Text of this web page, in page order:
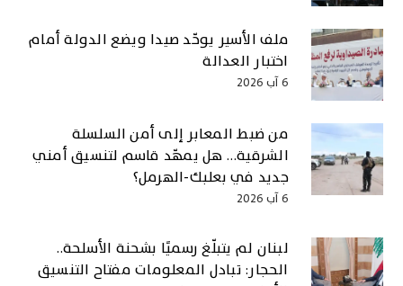
ملف الأسير يوحّد صيدا ويضع الدولة أمام
اختبار العدالة
6 آب 2026
من ضبط المعابر إلى أمن السلسلة
الشرقية… هل يمهّد قاسم لتنسيق أمني
جديد في بعلبك-الهرمل؟
6 آب 2026
لبنان لم يتبلّغ رسميًا بشحنة الأسلحة..
الحجار: تبادل المعلومات مفتاح التنسيق